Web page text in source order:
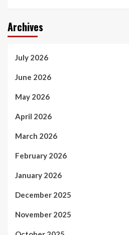
Archives
July 2026
June 2026
May 2026
April 2026
March 2026
February 2026
January 2026
December 2025
November 2025